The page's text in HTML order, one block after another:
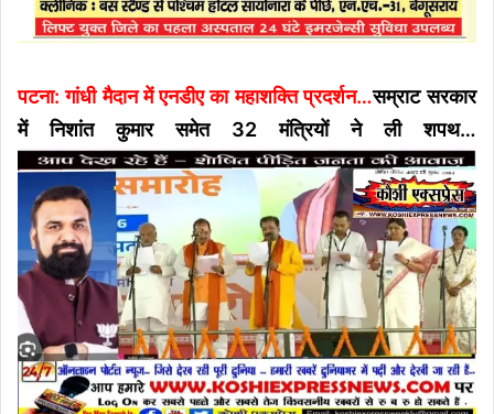
पटना: गांधी मैदान में एनडीए का महाशक्ति प्रदर्शन…सम्राट सरकार
में निशांत कुमार समेत 32 मंत्रियों ने ली शपथ…